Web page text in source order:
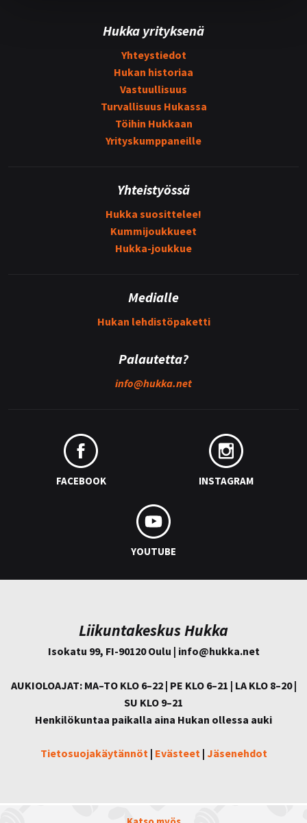
Hukka yrityksenä
Yhteystiedot
Hukan historiaa
Vastuullisuus
Turvallisuus Hukassa
Töihin Hukkaan
Yrityskumppaneille
Yhteistyössä
Hukka suosittelee!
Kummijoukkueet
Hukka-joukkue
Medialle
Hukan lehdistöpaketti
Palautetta?
info@hukka.net
FACEBOOK INSTAGRAM
YOUTUBE
Liikuntakeskus Hukka
Isokatu 99, FI-90120 Oulu | info@hukka.net
AUKIOLOAJAT: MA–TO KLO 6–22 | PE KLO 6–21 | LA KLO 8–20 |
SU KLO 9–21
Henkilökuntaa paikalla aina Hukan ollessa auki
Tietosuojakäytännöt | Evästeet | Jäsenehdot